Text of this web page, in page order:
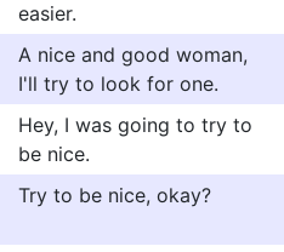
easier.
A nice and good woman,
I'll try to look for one.
Hey, I was going to try to
be nice.
Try to be nice, okay?